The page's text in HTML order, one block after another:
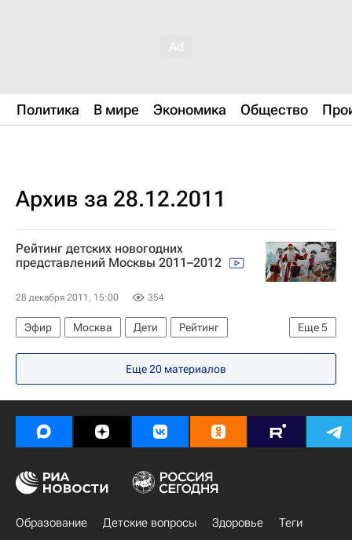
Политика В мире Экономика Общество
Архив за 28.12.2011
Рейтинг детских новогодних
представлений Москвы 2011–2012
28 декабря 2011, 15:00 354
Еще5
Эфир Москва Дети
Рейтинг
Новый год
Видео
Детские вопросы
Праздники
Еще 20 материалов
Образование Детские вопросы Здоровье
Теги